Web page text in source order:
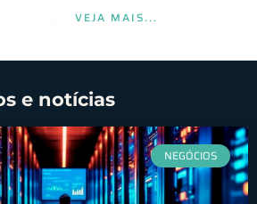
VEJA MAIS...
e notícias
NEGÓCIOS